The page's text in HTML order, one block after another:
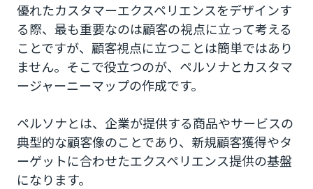
優れたカスタマーエクスペリエンスをデザインす
る際、最も重要なのは顧客の視点に立って考える
ことですが、顧客視点に立つことは簡単ではあり
ません。そこで役立つのが、ペルソナとカスタマ
ージャーニーマップの作成です。
ペルソナとは、企業が提供する商品やサービスの
典型的な顧客像のことであり、新規顧客獲得やタ
ーゲットに合わせたエクスペリエンス提供の基盤
になります。